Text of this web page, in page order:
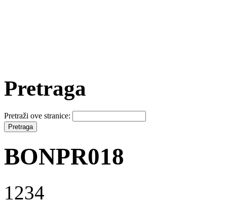
Pretraga
Pretraži ove stranice:
BONPR018
1234